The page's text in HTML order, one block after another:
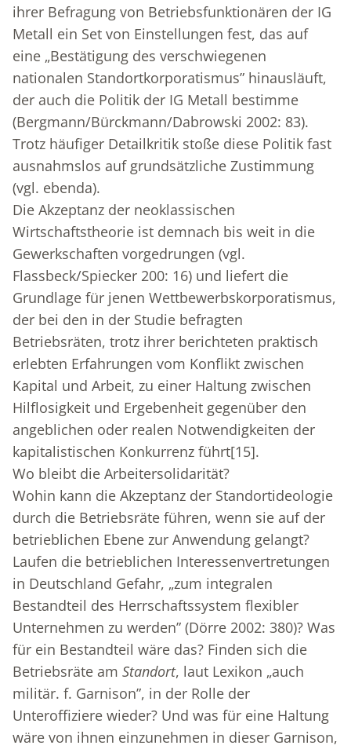
ihrer Befragung von Betriebsfunktionären der IG
Metall ein Set von Einstellungen fest, das auf
eine „Bestätigung des verschwiegenen
nationalen Standortkorporatismus” hinausläuft,
der auch die Politik der IG Metall bestimme
(Bergmann/Bürckmann/Dabrowski 2002: 83).
Trotz häufiger Detailkritik stoße diese Politik fast
ausnahmslos auf grundsätzliche Zustimmung
(vgl. ebenda).
Die Akzeptanz der neoklassischen
Wirtschaftstheorie ist demnach bis weit in die
Gewerkschaften vorgedrungen (vgl.
Flassbeck/Spiecker 200: 16) und liefert die
Grundlage für jenen Wettbewerbskorporatismus,
der bei den in der Studie befragten
Betriebsräten, trotz ihrer berichteten praktisch
erlebten Erfahrungen vom Konflikt zwischen
Kapital und Arbeit, zu einer Haltung zwischen
Hilflosigkeit und Ergebenheit gegenüber den
angeblichen oder realen Notwendigkeiten der
kapitalistischen Konkurrenz führt[15].
Wo bleibt die Arbeitersolidarität?
Wohin kann die Akzeptanz der Standortideologie
durch die Betriebsräte führen, wenn sie auf der
betrieblichen Ebene zur Anwendung gelangt?
Laufen die betrieblichen Interessenvertretungen
in Deutschland Gefahr, „zum integralen
Bestandteil des Herrschaftssystem flexibler
Unternehmen zu werden” (Dörre 2002: 380)? Was
für ein Bestandteil wäre das? Finden sich die
Betriebsräte am Standort, laut Lexikon „auch
militär. f. Garnison”, in der Rolle der
Unteroffiziere wieder? Und was für eine Haltung
wäre von ihnen einzunehmen in dieser Garnison,